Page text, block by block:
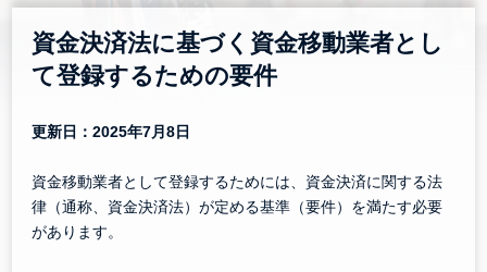
資金決済法に基づく資金移動業者とし
て登録するための要件
更新日：2025年7月8日
資金移動業者として登録するためには、資金決済に関する法
律（通称、資金決済法）が定める基準（要件）を満たす必要
があります。